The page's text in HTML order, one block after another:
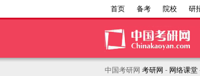
首页 备考 院校 研
中国考研网 考研网 - 网络课堂